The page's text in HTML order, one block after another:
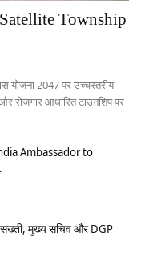
Township
योजना 2047 पर उच्चस्तरीय
रोजगार आधारित टाउनशिप पर
Ambassador to
सख्ती, मुख्य सचिव और DGP